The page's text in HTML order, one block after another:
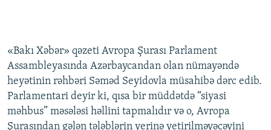
«Bakı Xəbər» qəzeti Avropa Şurası Parlament
Assambleyasında Azərbaycandan olan nümayəndə
heyətinin rəhbəri Səməd Seyidovla müsahibə dərc edib.
Parlamentari deyir ki, qısa bir müddətdə “siyasi
məhbus” məsələsi həllini tapmalıdır və o, Avropa
Şurasından gələn tələblərin yerinə yetirilməyəcəyini